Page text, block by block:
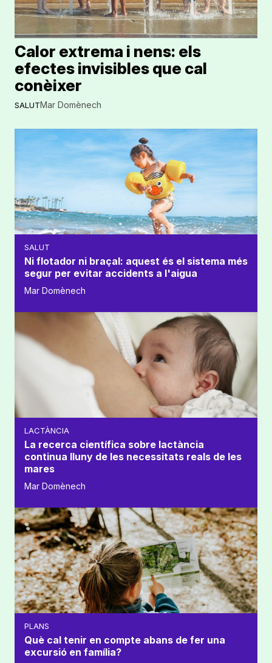
SALUT
Calor extrema i nens: els
efectes invisibles que cal
conèixer
Mar Domènech
SALUT
Ni flotador ni braçal: aquest és el sistema més
segur per evitar accidents a l'aigua
Mar Domènech
LACTÀNCIA
La recerca científica sobre lactància
continua lluny de les necessitats reals de les
mares
Mar Domènech
PLANS
Què cal tenir en compte abans de fer una
excursió en família?